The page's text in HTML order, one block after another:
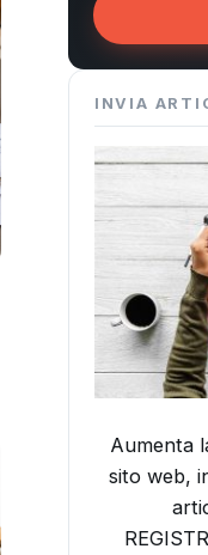
INVIA
Aumenta
sito web,